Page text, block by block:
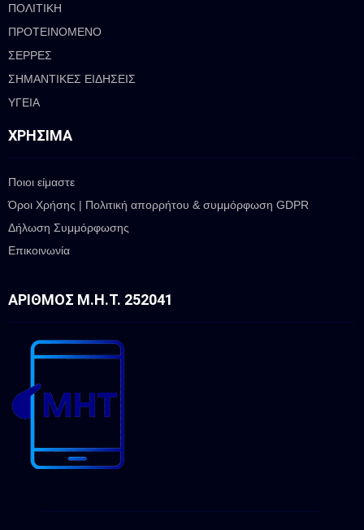
ΠΟΛΙΤΙΚΗ
ΠΡΟΤΕΙΝΟΜΕΝΟ
ΣΕΡΡΕΣ
ΣΗΜΑΝΤΙΚΕΣ ΕΙΔΗΣΕΙΣ
ΥΓΕΙΑ
ΧΡΉΣΙΜΑ
Ποιοι είμαστε
Όροι Χρήσης | Πολιτική απορρήτου & συμμόρφωση GDPR
Δήλωση Συμμόρφωσης
Επικοινωνία
ΑΡΙΘΜΌΣ Μ.Η.Τ. 252041